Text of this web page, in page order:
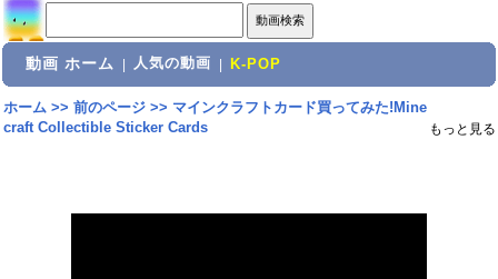
動画 ホーム 人気の動画 K-POP
ホーム>> 前のページ>> マインクラフトカード買ってみた!Mine
craft Collectible Sticker Cards
もっと見る